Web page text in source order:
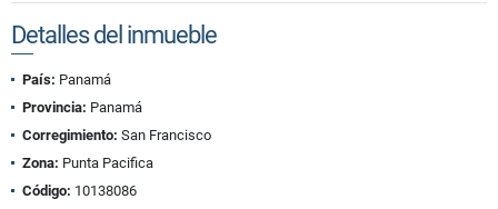
Detalles del inmueble
País: Panamá
Provincia: Panamá
Corregimiento: San Francisco
Zona: Punta Pacifica
Código: 10138086